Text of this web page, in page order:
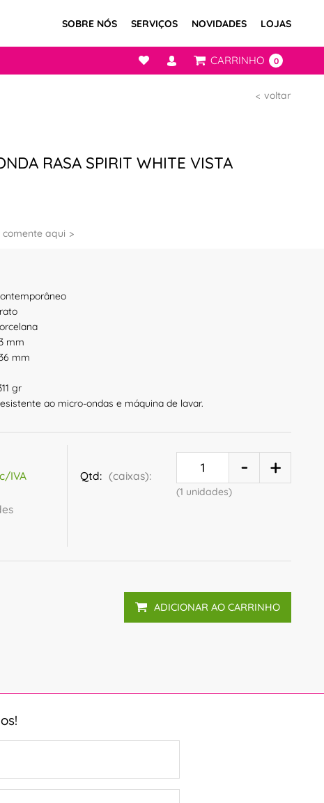
SOBRE NÓS SERVIÇOS NOVIDADES LOJAS
CARRINHO 0
voltar
RASA SPIRIT WHITE VISTA
aqui
mm
mm
gr
ao micro-ondas e máquina de lavar.
IVA Qtd: (caixas):
(1 unidades)
ADICIONAR AO CARRINHO